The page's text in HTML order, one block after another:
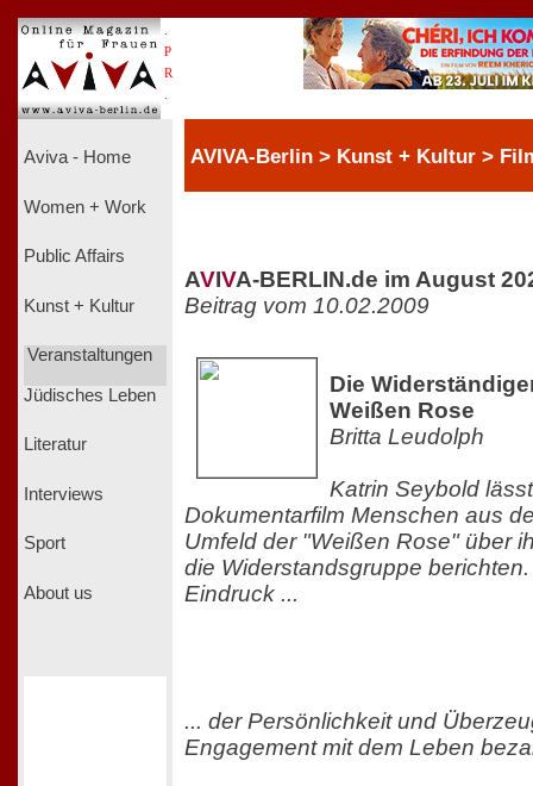
P
R
Aviva - Home
Women + Work
Public Affairs
Kunst + Kultur
Veranstaltungen
Jüdisches Leben
Literatur
Interviews
Sport
About us
AVIVA-Berlin > Kunst + Kultur >
AVIVA-BERLIN.de im August
Beitrag vom 10.02.2009
Die
Weißen Rose
Britta Leudolph
Katrin Seybold
Dokumentarfilm Menschen aus
Umfeld der "Weißen Rose" über
die Widerstandsgruppe
Eindruck ...
... der Persönlichkeit und
Engagement mit dem Leben